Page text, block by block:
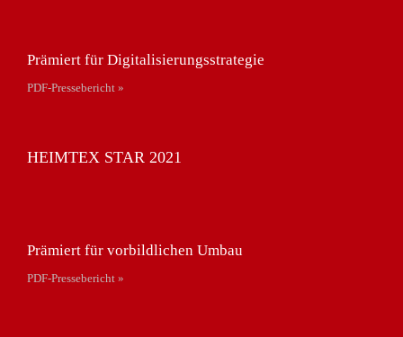
Prämiert für Digitalisierungsstrategie
PDF-Pressebericht »
HEIMTEX STAR 2021
Prämiert für vorbildlichen Umbau
PDF-Pressebericht »